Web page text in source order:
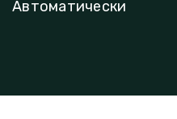
Автоматически